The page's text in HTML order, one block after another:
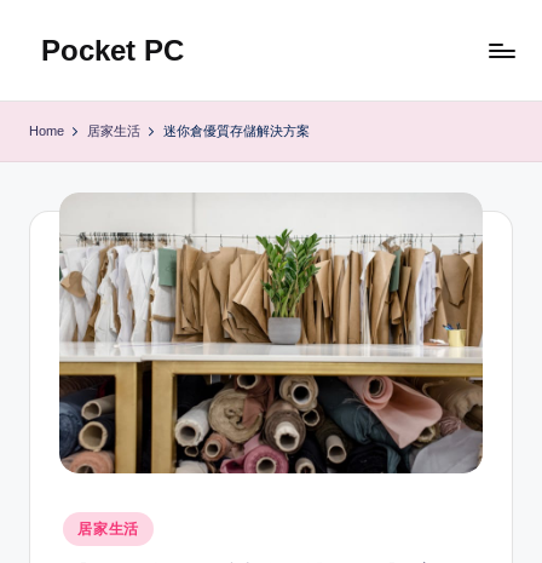
Pocket PC
Home 居家生活 迷你倉優質存儲解決方案
Posted
in
居家生活